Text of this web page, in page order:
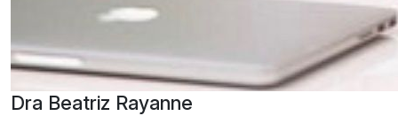
Dra Beatriz Rayanne